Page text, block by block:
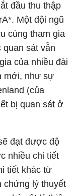
đầu thu thập
Một đội ngũ
cùng tham gia
sát vẫn
của nhiều đài
mới, như sự
(của
bị quan sát ở
đạt được độ
nhiều chi tiết
tiết khác từ
chứng lý thuyết